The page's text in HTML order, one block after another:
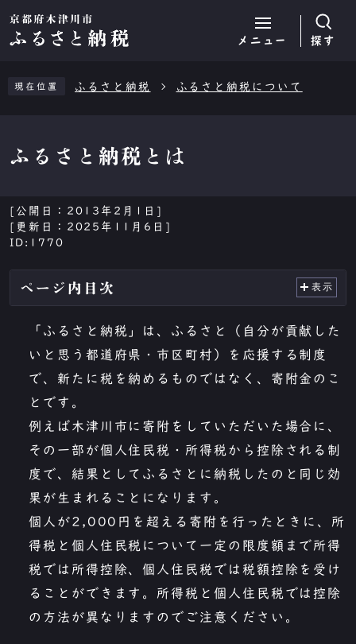
メニュー 探す
現在位置 ふるさと納税 ふるさと納税について
ふるさと納税とは
[公開日： 2013年2月1日 ]
[更新日： 2025年11月6日 ]
ID:1770
ページ内目次 表示
「ふるさと納税」は、ふるさと（自分が貢献した
いと思う都道府県・市区町村）を応援する制度
で、新たに税を納めるものではなく、寄附金のこ
とです。
例えば木津川市に寄附をしていただいた場合に、
その一部が個人住民税・所得税から控除される制
度で、結果としてふるさとに納税したのと同じ効
果が生まれることになります。
個人が2,000円を超える寄附を行ったときに、所
得税と個人住民税について一定の限度額まで所得
税では所得控除、個人住民税では税額控除を受け
ることができます。所得税と個人住民税では控除
の方法が異なりますのでご注意ください。